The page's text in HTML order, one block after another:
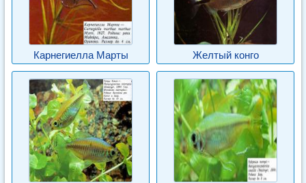
Карнегиелла Марты Желтый конго